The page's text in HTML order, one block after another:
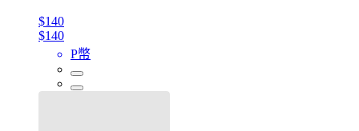
$140
$140
P幣